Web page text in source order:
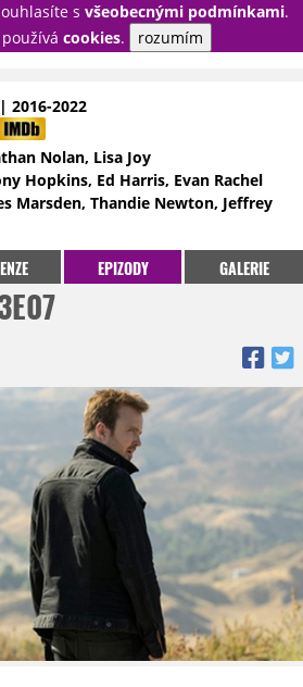
s všeobecnými podmínkami.
cookies. rozumím
PŘIHLÁSIT
2016-2022
Nolan, Lisa Joy
Hopkins, Ed Harris, Evan Rachel
Marsden, Thandie Newton, Jeffrey
EPIZODY GALERIE